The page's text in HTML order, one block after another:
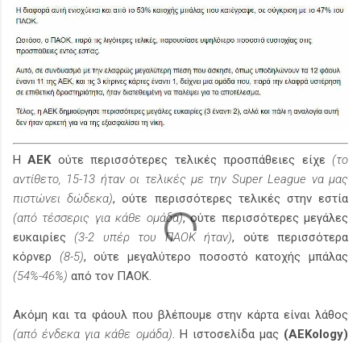
ΗΑΕΚούτε περισσότερες τελικές προσπάθειες είχε(το
αντίθετο, 15-13 ήταν οι τελικές με την Super League να μας
πιστώνει δώδεκα), ούτε περισσότερες τελικές στην εστία
(από τέσσερις για κάθε ομάδα), ούτε περισσότερες μεγάλες
ευκαιρίες(3-2 υπέρ του ΠΑΟΚ ήταν), ούτε περισσότερα
κόρνερ (8-5), ούτε μεγαλύτερο ποσοστό κατοχής μπάλας
(54%-46%) από τον ΠΑΟΚ.
Ακόμη και τα φάουλ που βλέπουμε στην κάρτα είναι λάθος
(από ένδεκα για κάθε ομάδα). Η ιστοσελίδα μας (AEKology)